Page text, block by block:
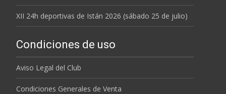
XII 24h deportivas de Istán 2026 (sábado 25 de julio)
Condiciones de uso
Aviso Legal del Club
Condiciones Generales de Venta